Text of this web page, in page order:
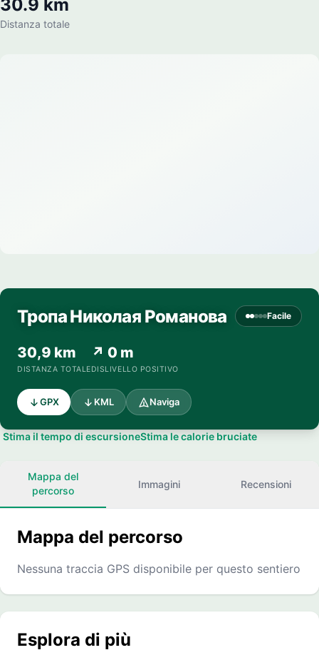
30.9 km
Distanza totale
Тропа Николая Романова Facile
30,9 km
DISTANZA TOTALE
↗ 0 m
DISLIVELLO POSITIVO
GPX KML Naviga
Stima il tempo di escursioneStima le calorie bruciate
Mappa del
percorso
Immagini Recensioni
Mappa del percorso
Nessuna traccia GPS disponibile per questo sentiero
Esplora di più